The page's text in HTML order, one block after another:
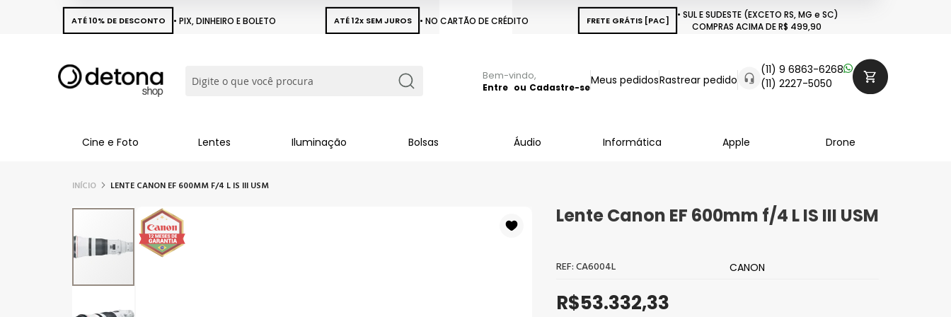
ATÉ 10% DE DESCONTO • PIX, DINHEIRO E BOLETO ATÉ 12x SEM JUROS • NO CARTÃO DE CRÉDITO FRETE GRÁTIS [PAC]
• SUL E SUDESTE (EXCETO RS, MG e SC)
COMPRAS ACIMA DE R$ 499,90
Busca
Meus pedidosRastrear pedido
(11) 9 6863-6268
(11) 2227-5050
Pular
para
Entre Cadastre-se
Cine e Foto Lentes Iluminação Bolsas Áudio Informática Apple Drone
INÍCIO LENTE CANON EF 600MM F/4 L IS III USM
Lente Canon EF 600mm f/4 L IS III USM
CA6004L CANON
R$53.332,33
Pular
o
final
Galeria
imagens